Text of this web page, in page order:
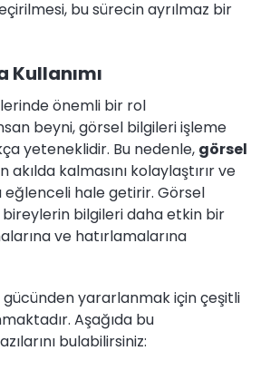
bu sürecin ayrılmaz bir
Kullanımı
önemli bir rol
beyni, görsel bilgileri işleme
yeteneklidir. Bu nedenle, görsel
akılda kalmasını kolaylaştırır ve
hale getirir. Görsel
bireylerin bilgileri daha etkin bir
ve hatırlamalarına
gücünden yararlanmak için çeşitli
Aşağıda bu
bulabilirsiniz: